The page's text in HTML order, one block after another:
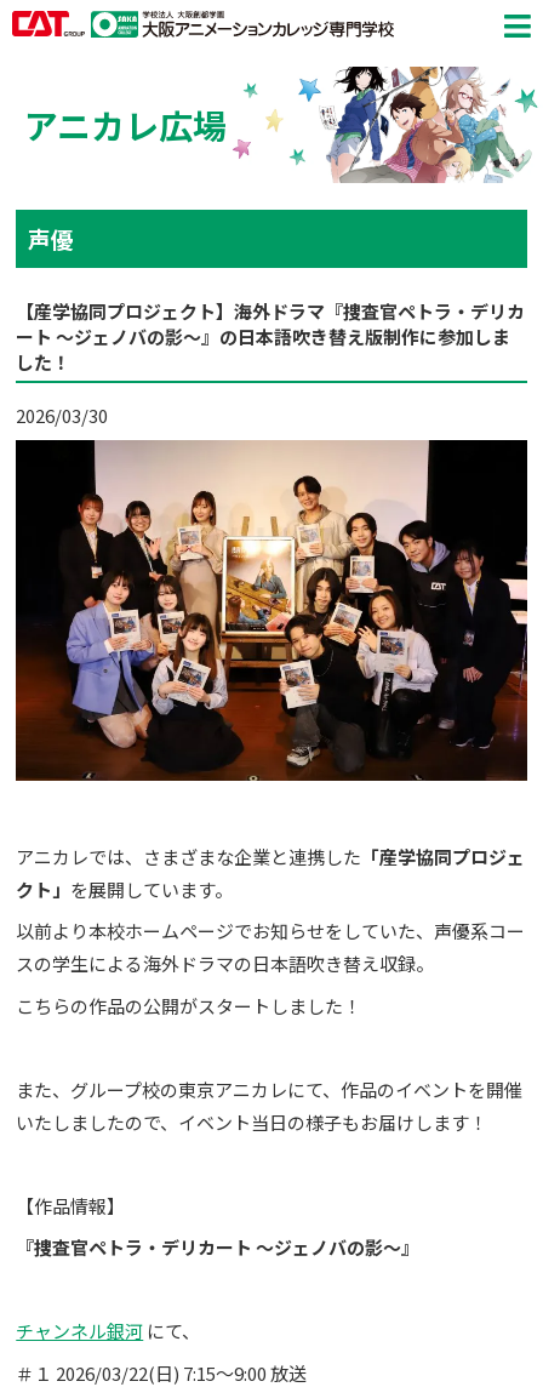
アニカレ広場
声優
【産学協同プロジェクト】海外ドラマ『捜査官ペトラ・デリカ
ート ～ジェノバの影～』の日本語吹き替え版制作に参加しま
した！
2026/03/30
アニカレでは、さまざまな企業と連携した 「産学協同プロジェ
クト」 を展開しています。
以前より本校ホームページでお知らせをしていた、声優系コー
スの学生による海外ドラマの日本語吹き替え収録。
こちらの作品の公開がスタートしました！
また、グループ校の東京アニカレにて、作品のイベントを開催
いたしましたので、イベント当日の様子もお届けします！
【作品情報】
『捜査官ペトラ・デリカート ～ジェノバの影～』
チャンネル銀河 にて、
＃１ 2026/03/22(日) 7:15〜9:00 放送